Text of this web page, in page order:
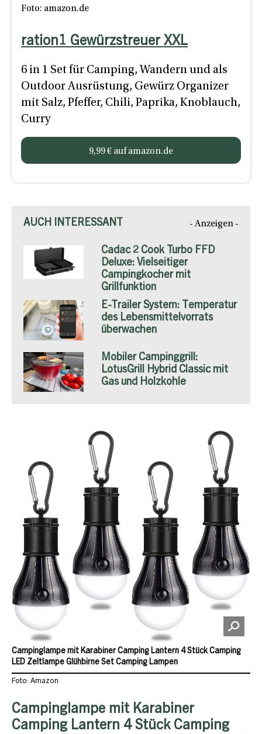
Foto: amazon.de
ration1 Gewürzstreuer XXL
6 in 1 Set für Camping, Wandern und als
Outdoor Ausrüstung, Gewürz Organizer
mit Salz, Pfeffer, Chili, Paprika, Knoblauch,
Curry
9,99 € auf amazon.de
AUCH INTERESSANT - Anzeigen -
Cadac 2 Cook Turbo FFD
Deluxe: Vielseitiger
Campingkocher mit
Grillfunktion
E-Trailer System: Temperatur
des Lebensmittelvorrats
überwachen
Mobiler Campinggrill:
LotusGrill Hybrid Classic mit
Gas und Holzkohle
Campinglampe mit Karabiner
Camping Lantern 4 Stück Camping
Campinglampe mit Karabiner Camping Lantern 4 Stück Camping
LED Zeltlampe Glühbirne Set Camping Lampen
Foto: Amazon